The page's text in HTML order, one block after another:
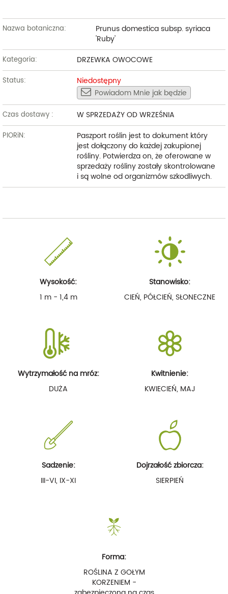
Nazwa botaniczna:
Prunus domestica subsp. syriaca
'Ruby'
Kategoria: DRZEWKA OWOCOWE
Status:
Niedostępny
Powiadom Mnie jak będzie
Czas dostawy : W SPRZEDAŻY OD WRZEŚNIA
PIORiN:
Paszport roślin jest to dokument który
jest dołączony do każdej zakupionej
rośliny. Potwierdza on, że oferowane w
sprzedaży rośliny zostały skontrolowane
i są wolne od organizmów szkodliwych.
Wysokość:
1 m - 1,4 m
Stanowisko:
CIEŃ, PÓŁCIEŃ, SŁONECZNE
Wytrzymałość na mróz:
DUŻA
Kwitnienie:
KWIECIEŃ, MAJ
Sadzenie:
III-VI, IX-XI
Dojrzałość zbiorcza:
SIERPIEŃ
Forma:
ROŚLINA Z GOŁYM
KORZENIEM -